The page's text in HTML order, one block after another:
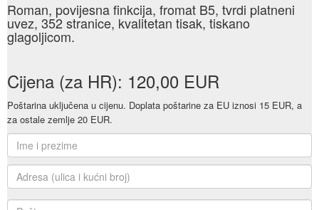
Roman, povijesna finkcija, fromat B5, tvrdi platneni
uvez, 352 stranice, kvalitetan tisak, tiskano
glagoljicom.
Cijena (za HR): 120,00 EUR
Poštarina uključena u cijenu. Doplata poštarine za EU iznosi 15 EUR, a
za ostale zemlje 20 EUR.